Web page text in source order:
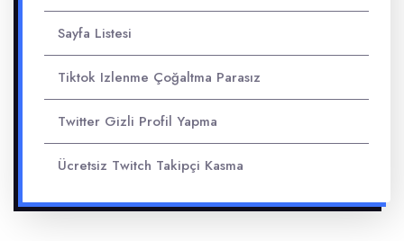
Sayfa Listesi
Tiktok Izlenme Çoğaltma Parasız
Twitter Gizli Profil Yapma
Ücretsiz Twitch Takipçi Kasma